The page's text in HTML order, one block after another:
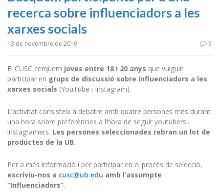
recerca sobre influenciadors a les
xarxes socials
13 de novembre de 2019 0
El CUSC cerquem joves entre 18 i 20 anys que vulguin
participar en grups de discussió sobre influenciadors a les
xarxes socials (YouTube i Instagram).
L’activitat consisteix a debatre amb quatre persones més durant
una hora sobre preferències a l’hora de seguir youtubers i
instagramers. Les persones seleccionades rebran un lot de
productes de la UB.
Per a més informació i per participar en el procés de selecció,
escriviu-nos a cusc@ub.edu amb l’assumpte
“Influenciadors”.